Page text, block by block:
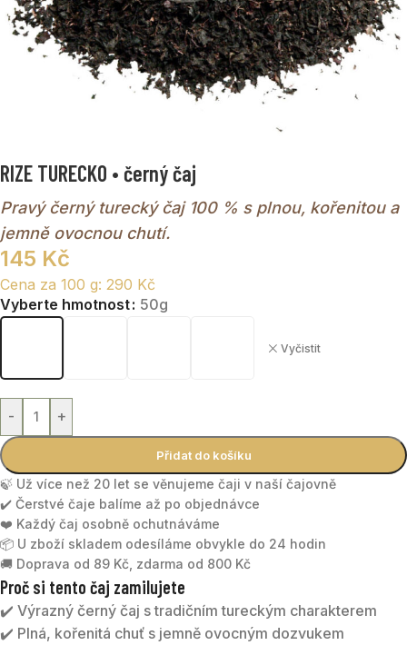
RIZE TURECKO • černý čaj
Pravý černý turecký čaj 100 % s plnou, kořenitou a
jemně ovocnou chutí.
145 Kč
Cena za 100 g: 290 Kč
Vyberte hmotnost 50g
Vyčistit
- +
Přidat do košíku
🍃 Už více než 20 let se věnujeme čaji v naší čajovně
✔️ Čerstvé čaje balíme až po objednávce
❤️ Každý čaj osobně ochutnáváme
📦 U zboží skladem odesíláme obvykle do 24 hodin
🚚 Doprava od 89 Kč, zdarma od 800 Kč
Proč si tento čaj zamilujete
✔️ Výrazný černý čaj s tradičním tureckým charakterem
✔️ Plná, kořenitá chuť s jemně ovocným dozvukem